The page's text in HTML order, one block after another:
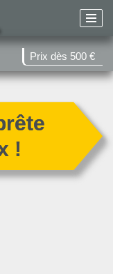
Prix dès 500 €
!